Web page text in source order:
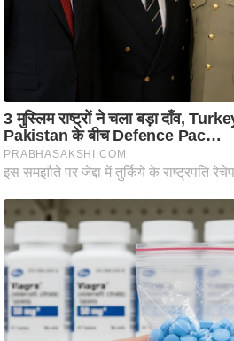
प
रा
ज
नी
ति
श्ले
ष
ण
स